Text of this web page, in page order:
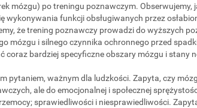
mózgu) po treningu poznawczym. Obserwujemy,
wykonywania funkcji obsługiwanych przez
że trening poznawczy prowadzi do wyższych
mózgu i silnego czynnika ochronnego przed
coraz bardziej specyficzne obszary mózgu i stany
pytaniem, ważnym dla ludzkości. Zapyta, czy
ale do emocjonalnej i społecznej
sprawiedliwości i niesprawiedliwości.